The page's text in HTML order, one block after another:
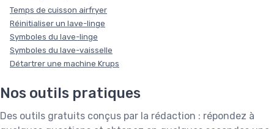
Temps de cuisson airfryer
Réinitialiser un lave-linge
Symboles du lave-linge
Symboles du lave-vaisselle
Détartrer une machine Krups
Nos outils pratiques
Des outils gratuits conçus par la rédaction : répondez à